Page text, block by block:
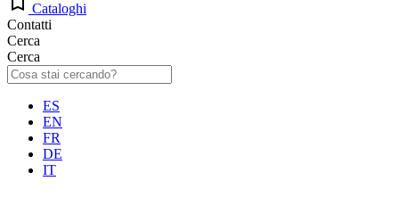
Cataloghi
Contatti
Cerca
Cerca
ES
EN
FR
DE
IT